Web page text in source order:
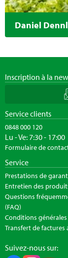
Daniel
Inscription à la
Service clients
0848 000 120
Lu - Ve: 7:30 - 17:00
Formulaire de
Service
Prestations de
Entretien des
Questions
(FAQ)
Conditions
Transfert de factures
Suivez-nous sur: